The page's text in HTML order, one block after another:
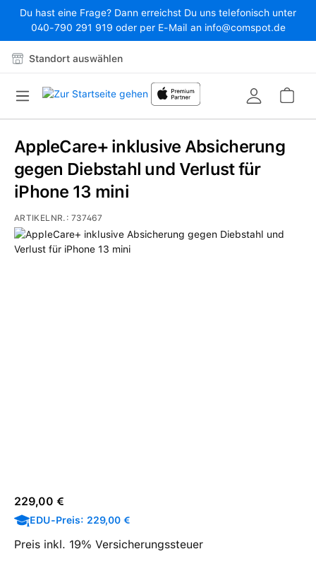
Zum Hauptinhalt springen
Du hast eine Frage? Dann erreichst Du uns telefonisch unter
040-790 291 919 oder per E-Mail an info@comspot.de
Standort auswählen
Bildergalerie überspringen
AppleCare+ inklusive Absicherung
gegen Diebstahl und Verlust für
iPhone 13 mini
ARTIKELNR.:737467
Regulärer Preis:
229,00 €
EDU-Preis: 229,00 €
Preis inkl. 19% Versicherungssteuer